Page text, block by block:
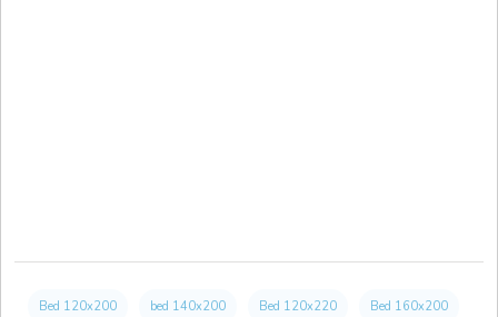
Bed 120x200 bed 140x200 Bed 120x220 Bed 160x200